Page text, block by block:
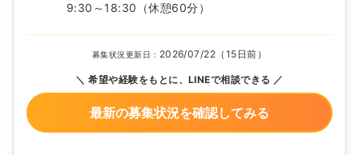
9:30～18:30
（休憩60分）
募集状況更新日： 2026/07/22（15日前）
希望や経験をもとに、LINEで相談できる
最新の募集状況を確認してみる